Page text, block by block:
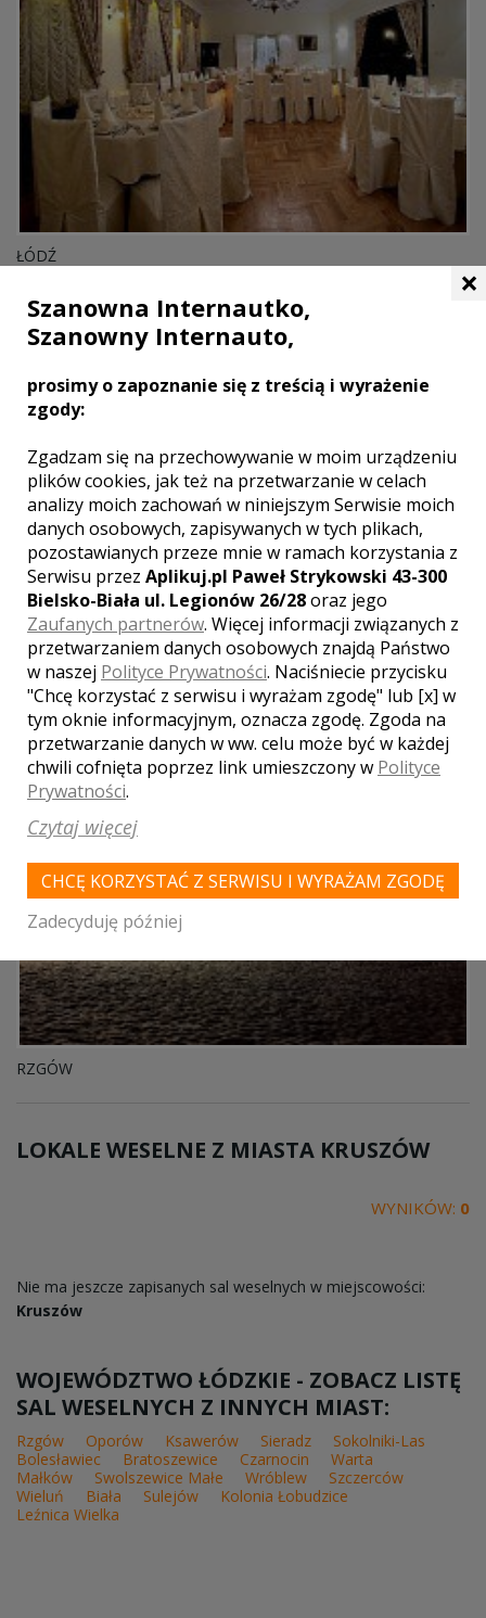
ŁÓDŹ
PAŁAC KSAWERÓW
ŁÓDŹ
SALA BANKIETOWA ENIGMA
RZGÓW
LOKALE WESELNE Z MIASTA KRUSZÓW
WYNIKÓW: 0
Nie ma jeszcze zapisanych sal weselnych w miejscowości:
Kruszów
WOJEWÓDZTWO ŁÓDZKIE - ZOBACZ LISTĘ
SAL WESELNYCH Z INNYCH MIAST:
Rzgów Oporów Ksawerów Sieradz
Sokolniki-Las
Bolesławiec
Bratoszewice Czarnocin
Warta
Małków
Swolszewice Małe Wróblew
Szczerców
Wieluń
Biała Sulejów
Kolonia Łobudzice
Leźnica Wielka
×
Szanowna Internautko,
Szanowny Internauto,
prosimy o zapoznanie się z treścią i wyrażenie
zgody:
Zgadzam się na przechowywanie w moim urządzeniu
plików cookies, jak też na przetwarzanie w celach
analizy moich zachowań w niniejszym Serwisie moich
danych osobowych, zapisywanych w tych plikach,
pozostawianych przeze mnie w ramach korzystania z
Serwisu przez Aplikuj.pl Paweł Strykowski 43-300
Bielsko-Biała ul. Legionów 26/28oraz jego
Zaufanych partnerów. Więcej informacji związanych z
przetwarzaniem danych osobowych znajdą Państwo
w naszej Polityce Prywatności. Naciśniecie przycisku
"Chcę korzystać z serwisu i wyrażam zgodę" lub [x] w
tym oknie informacyjnym, oznacza zgodę. Zgoda na
przetwarzanie danych w ww. celu może być w każdej
chwili cofnięta poprzez link umieszczony w Polityce
Prywatności.
Czytaj więcej
CHCĘ KORZYSTAĆ Z SERWISU I WYRAŻAM ZGODĘ
Zadecyduję później